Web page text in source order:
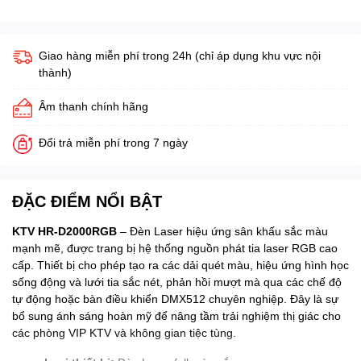
Giao hàng miễn phí trong 24h (chỉ áp dụng khu vực nội
thành)
Âm thanh chính hãng
Đổi trả miễn phí trong 7 ngày
ĐẶC ĐIỂM NỔI BẬT
KTV HR-D2000RGB – Đèn Laser hiệu ứng sân khấu sắc màu
mạnh mẽ, được trang bị hệ thống nguồn phát tia laser RGB cao
cấp. Thiết bị cho phép tạo ra các dải quét màu, hiệu ứng hình học
sống động và lưới tia sắc nét, phản hồi mượt mà qua các chế độ
tự động hoặc bàn điều khiển DMX512 chuyên nghiệp. Đây là sự
bổ sung ánh sáng hoàn mỹ để nâng tầm trải nghiệm thị giác cho
các phòng VIP KTV và không gian tiệc tùng.